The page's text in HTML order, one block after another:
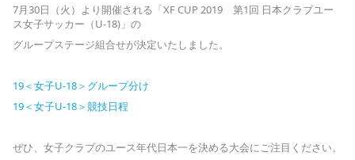
7月30日（火）より開催される「XF CUP 2019 第1回 日本クラブユー
ス女子サッカー（U-18)」の
グループステージ組合せが決定いたしました。
19＜女子U-18＞グループ分け
19＜女子U-18＞競技日程
ぜひ、女子クラブのユース年代日本一を決める大会にご注目ください。